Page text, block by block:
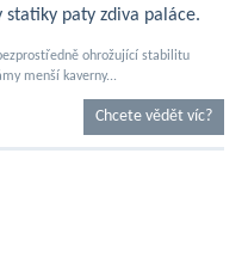
paty zdiva paláce.
ohrožující stabilitu
menší kaverny...
Chcete vědět víc?